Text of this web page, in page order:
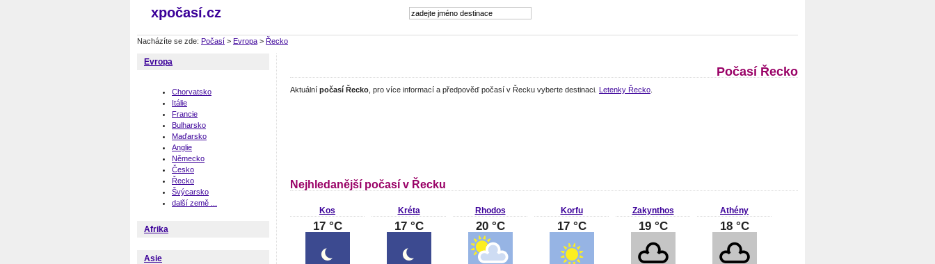
xpočasí.cz
Nacházíte se zde: Počasí > Evropa > Řecko
Evropa
Chorvatsko
Itálie
Francie
Bulharsko
Maďarsko
Anglie
Německo
Česko
Řecko
Švýcarsko
další země ...
Afrika
Asie
Počasí Řecko
Aktuální počasí Řecko , pro více informací a předpověď počasí v Řecku vyberte destinaci. Letenky Řecko
Nejhledanější počasí v Řecku
Kos
17 °C
Kréta
17 °C
Rhodos
20 °C
Korfu
17 °C
Zakynthos
19 °C
Athény
18 °C